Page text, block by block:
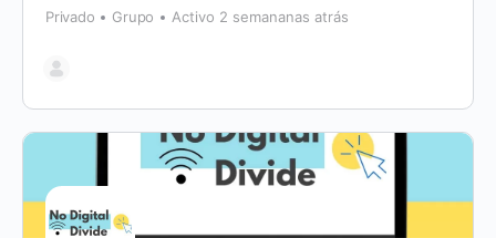
Privado Grupo Activo 2 semananas atrás